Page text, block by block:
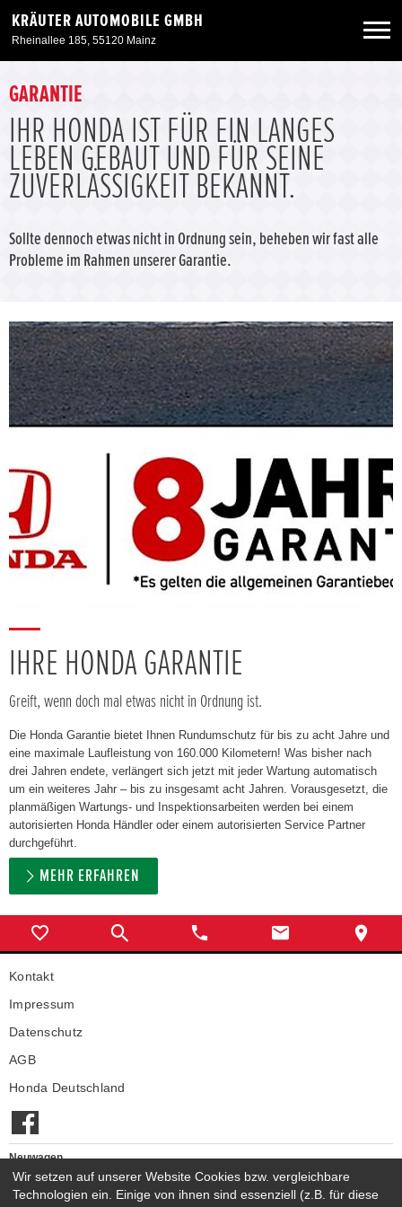
KRÄUTER AUTOMOBILE GMBH
Rheinallee 185, 55120 Mainz
Neuwagen
Gebrauchtwagen
Angebote
Service & Zubehör
GARANTIE
IHR HONDA IST FÜR EIN LANGES
LEBEN GEBAUT UND FÜR SEINE
ZUVERLÄSSIGKEIT BEKANNT.
Sollte dennoch etwas nicht in Ordnung sein, beheben wir fast alle
Probleme im Rahmen unserer Garantie.
IHRE HONDA GARANTIE
Greift, wenn doch mal etwas nicht in Ordnung ist.
Die Honda Garantie bietet Ihnen Rundumschutz für bis zu acht Jahre und
eine maximale Laufleistung von 160.000 Kilometern! Was bisher nach
drei Jahren endete, verlängert sich jetzt mit jeder Wartung automatisch
um ein weiteres Jahr – bis zu insgesamt acht Jahren. Vorausgesetzt, die
planmäßigen Wartungs- und Inspektionsarbeiten werden bei einem
autorisierten Honda Händler oder einem autorisierten Service Partner
durchgeführt.
MEHR ERFAHREN
Kontakt
Impressum
Datenschutz
AGB
Honda Deutschland
Neuwagen
Honda Neuwagen
Gebrauchtwagen
Wir setzen auf unserer Website Cookies bzw. vergleichbare
Technologien ein. Einige von ihnen sind essenziell (z.B. für diese